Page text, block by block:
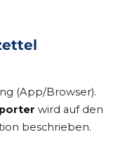
(App/Browser).
wird auf den
beschrieben.